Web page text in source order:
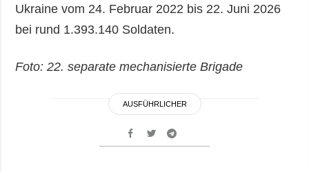
Ukraine vom 24. Februar 2022 bis 22. Juni 2026
bei rund 1.393.140 Soldaten.
Foto: 22. separate mechanisierte Brigade
AUSFÜHRLICHER